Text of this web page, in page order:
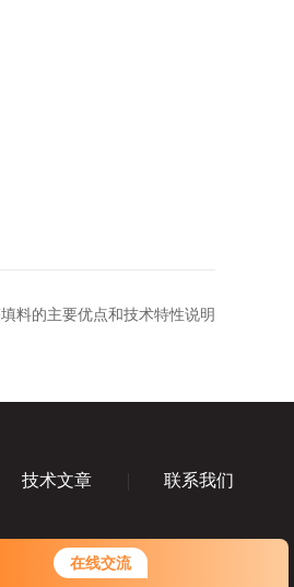
在线交流
您好！欢迎前来咨询，很高兴为您
服务，请问您要咨询什么问题呢？
料的主要优点和技术特性说明
技术文章 联系我们